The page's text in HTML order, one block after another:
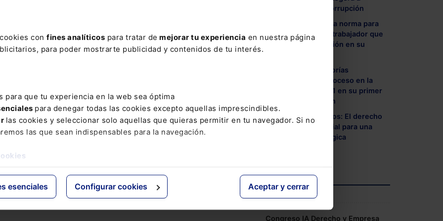
con fines analíticos para tratar de mejorar tu experiencia en nuestra página
para poder mostrarte publicidad y contenidos de tu interés.
para que tu experiencia en la web sea óptima
para denegar todas las cookies excepto aquellas imprescindibles.
las cookies y seleccionar solo aquellas que quieras permitir en tu navegador. Si no
las que sean indispensables para la navegación.
esenciales Configurar cookies Aceptar y cerrar
grabación de voz, cabe señalar que, el tratamiento
amparado en alguna de las bases jurídicas que se
de protección de datos.
del tratamiento, de modo que el consentimiento
serán recogidos para unos fines determinados,
de manera incompatible con otros fines.
de la ejecución un contrato o de la intención de concluir
lícito cuando se refiera a las partes de una relación
para su mantenimiento o cumplimiento.
la conversación, la legitimación del tratamiento, en este
denunciantes de corrupción
- Trabajo diseña una norma para
que el despido del trabajador que
informe de corrupción en su
- Más de 400 asesorías
certificadas o en proceso en la
Norma UNE 420001 en su primer
año de implantación
- Protección de datos: El derecho
fundamental esencial para una
innovación tecnológica
AGENDA
Congreso IA Derecho y Empresa